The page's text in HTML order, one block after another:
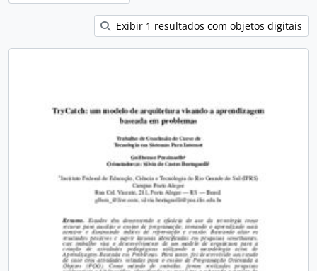
Exibir 1 resultados com objetos digitais